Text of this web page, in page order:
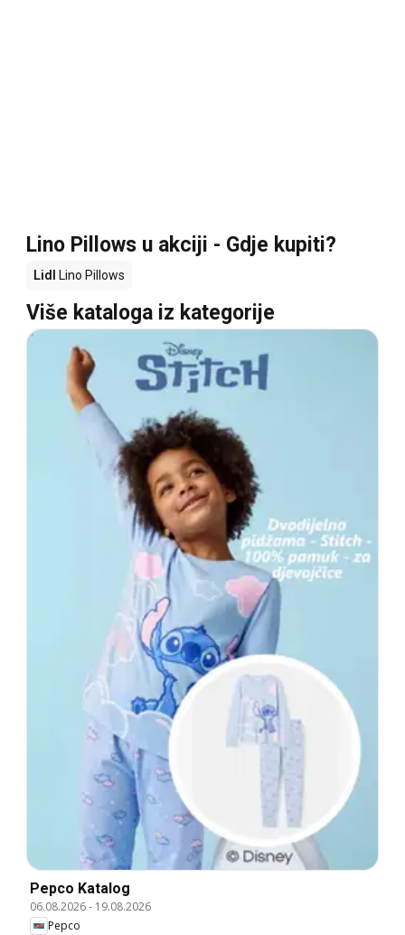
Lino Pillows u akciji - Gdje kupiti?
Lidl Lino Pillows
Više kataloga iz kategorije
Pepco Katalog
06.08.2026- 19.08.2026
Pepco